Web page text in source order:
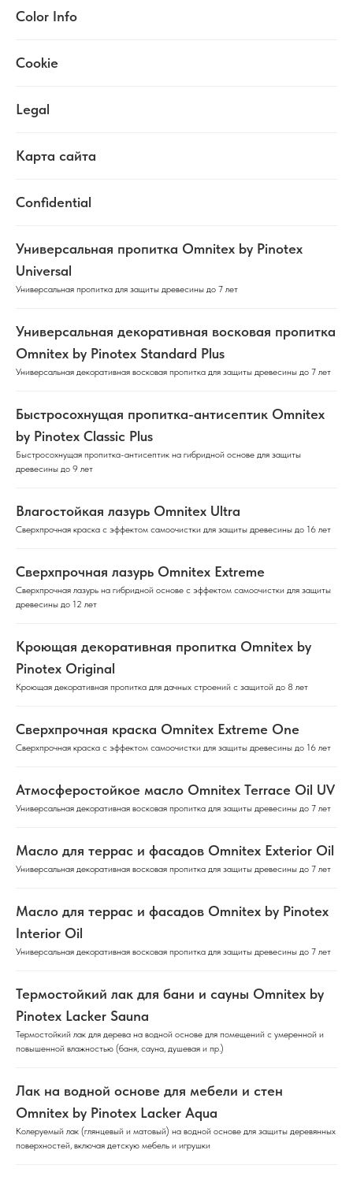
Color Info
Cookie
Legal
Карта сайта
Confidential
Универсальная пропитка Omnitex by Pinotex
Universal
Универсальная пропитка для защиты древесины до 7 лет
Универсальная декоративная восковая пропитка
Omnitex by Pinotex Standard Plus
Универсальная декоративная восковая пропитка для защиты древесины до 7 лет
Быстросохнущая пропитка-антисептик Omnitex
by Pinotex Classic Plus
Быстросохнущая пропитка-антисептик на гибридной основе для защиты
древесины до 9 лет
Влагостойкая лазурь Omnitex Ultra
Сверхпрочная краска с эффектом самоочистки для защиты древесины до 16 лет
Сверхпрочная лазурь Omnitex Extreme
Сверхпрочная лазурь на гибридной основе с эффектом самоочистки для защиты
древесины до 12 лет
Кроющая декоративная пропитка Omnitex by
Pinotex Original
Кроющая декоративная пропитка для дачных строений с защитой до 8 лет
Сверхпрочная краска Omnitex Extreme One
Сверхпрочная краска с эффектом самоочистки для защиты древесины до 16 лет
Атмосферостойкое масло Omnitex Terrace Oil UV
Универсальная декоративная восковая пропитка для защиты древесины до 7 лет
Масло для террас и фасадов Omnitex Exterior Oil
Универсальная декоративная восковая пропитка для защиты древесины до 7 лет
Масло для террас и фасадов Omnitex by Pinotex
Interior Oil
Универсальная декоративная восковая пропитка для защиты древесины до 7 лет
Термостойкий лак для бани и сауны Omnitex by
Pinotex Lacker Sauna
Термостойкий лак для дерева на водной основе для помещений с умеренной и
повышенной влажностью (баня, сауна, душевая и пр.)
Лак на водной основе для мебели и стен
Omnitex by Pinotex Lacker Aqua
Колеруемый лак (глянцевый и матовый) на водной основе для защиты деревянных
поверхностей, включая детскую мебель и игрушки